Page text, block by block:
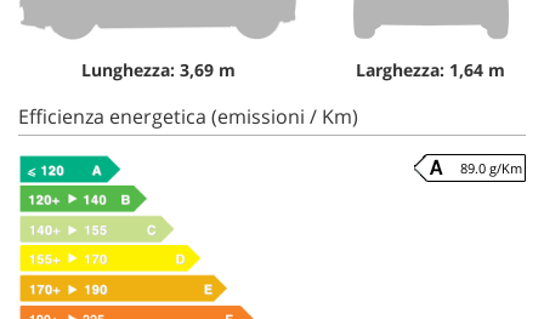
Lunghezza: 3,69 m Larghezza: 1,64 m
Efficienza energetica (emissioni / Km)
89.0 g/Km